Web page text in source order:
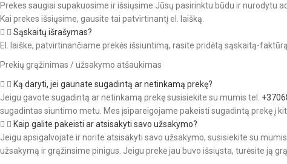
Prekes saugiai supakuosime ir išsiųsime Jūsų pasirinktu būdu ir nurodytu
Kai prekes išsiųsime, gausite tai patvirtinantį el. laišką.
Sąskaitų išrašymas?
El. laiške, patvirtinančiame prekės išsiuntimą, rasite pridėtą sąskaitą-faktūrą.
Prekių grąžinimas / užsakymo atšaukimas
Ką daryti, jei gaunate sugadintą ar netinkamą prekę?
Jeigu gavote sugadintą ar netinkamą prekę susisiekite su mumis tel.
sugadintas siuntimo metu. Mes įsipareigojame pakeisti sugadintą prekę į
Kaip galite pakeisti ar atsisakyti savo užsakymo?
Jeigu apsigalvojate ir norite atsisakyti savo užsakymo, susisiekite su mumis
užsakymą ir grąžinsime pinigus. Jeigu prekė jau buvo išsiųsta, turėsite ją